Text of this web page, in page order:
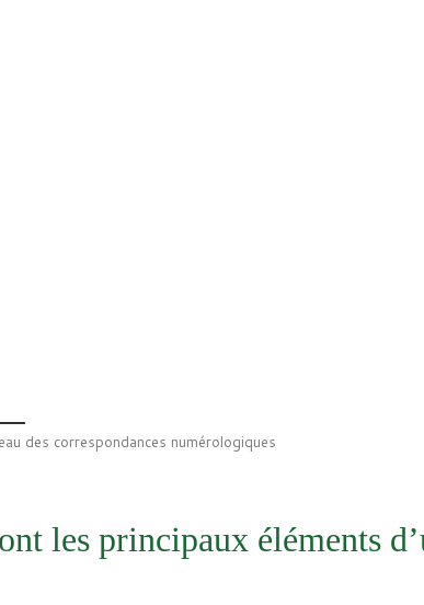
des correspondances numérologiques
les principaux éléments